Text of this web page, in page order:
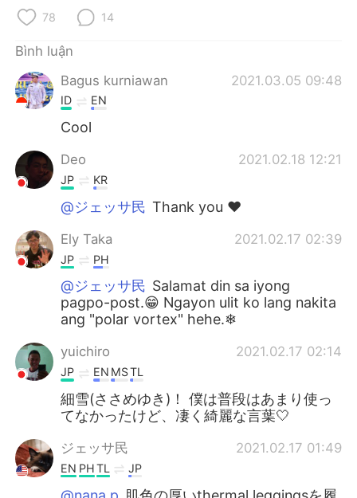
78 14
Bình luận
Bagus kurniawan
2021.03.05 09:48
ID EN
Cool
Deo 2021.02.18 12:21
JP KR
@ジェッサ民 Thank you ❤️
Ely Taka 2021.02.17 02:39
JP PH
@ジェッサ民 Salamat din sa iyong
pagpo-post.😁 Ngayon ulit ko lang nakita
ang "polar vortex" hehe.❄
yuichiro 2021.02.17 02:14
JP EN MSTL
細雪(ささめゆき)！ 僕は普段はあまり使っ
てなかったけど、凄く綺麗な言葉🤍
ジェッサ民 2021.02.17 01:49
EN PHTL JP